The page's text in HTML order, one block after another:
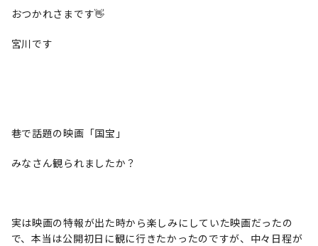
おつかれさまです👋
宮川です
巷で話題の映画「国宝」
みなさん観られましたか？
実は映画の特報が出た時から楽しみにしていた映画だったの
で、本当は公開初日に観に行きたかったのですが、中々日程が